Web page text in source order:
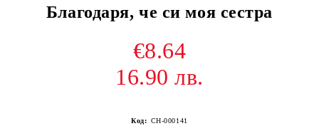
Благодаря, че си моя сестра
€8.64
16.90 лв.
Код: CH-000141